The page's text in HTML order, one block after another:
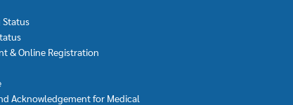
Status
& Online Registration
Acknowledgement for Medical